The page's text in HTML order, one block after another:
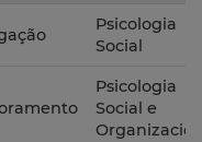
Psicologia
Social
Psicologia
Social e